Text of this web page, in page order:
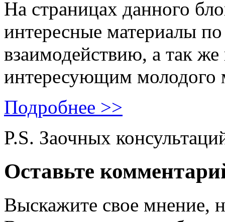
На страницах данного
интересные материалы
взаимодействию, а так
интересующим молодого
Подробнее >>
P.S. Заочных
Оставьте
Выскажите свое мнение,